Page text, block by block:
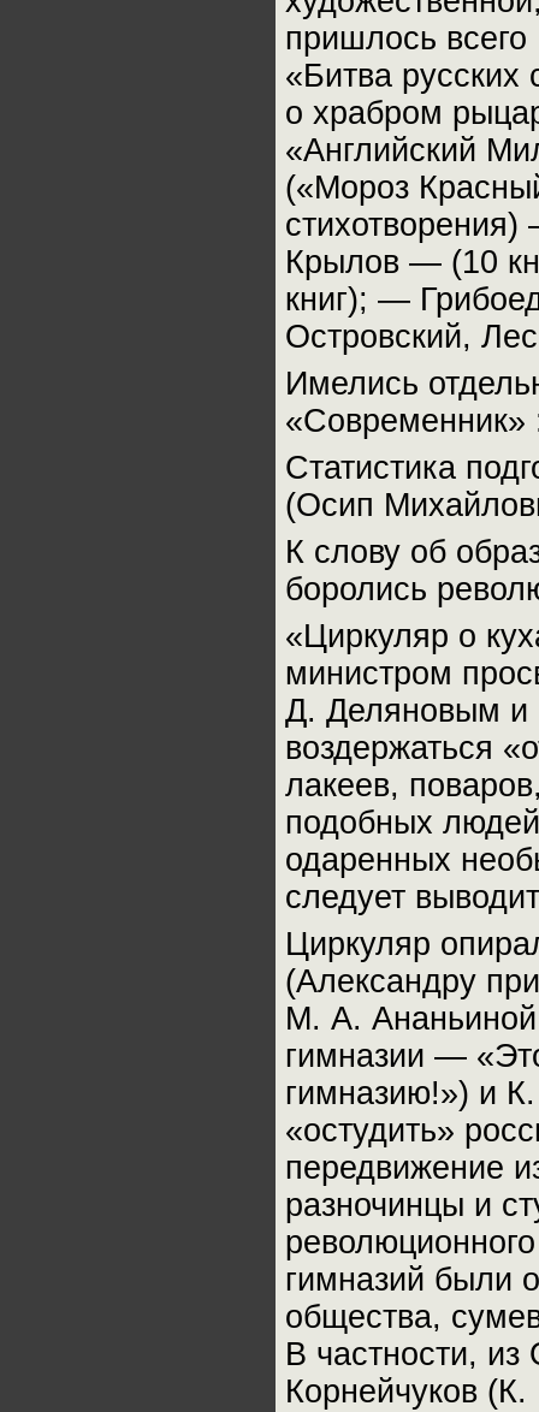
пришлось
«Битва
о храбром
«Английский
(«Мороз
Крылов — (10
книг); —
Островский,
Имелись
«Современник»
Статистика
(Осип
К слову об
боролись
«Циркуляр о
министром
Д. Деляновым и
воздержаться
лакеев,
подобных
одаренных
следует
Циркуляр
(Александру
М. А. Ананьиной
гимназии —
гимназию!») и
«остудить»
передвижение
разночинцы и
гимназий были
общества,
В частности,
Корнейчуков (К.